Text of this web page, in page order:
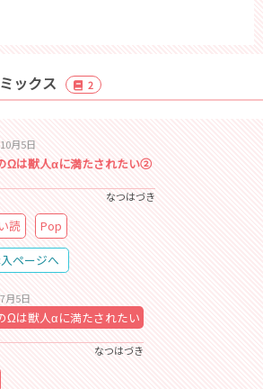
ックス 2
月5日
Ωは獣人αに満たされたい②
なつはづき
読
Pop
ページへ
月5日
Ωは獣人αに満たされたい
なつはづき